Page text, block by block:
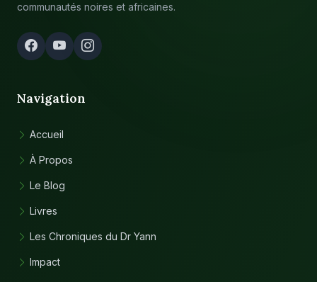
communautés noires et africaines.
Navigation
Accueil
À Propos
Le Blog
Livres
Les Chroniques du Dr Yann
Impact